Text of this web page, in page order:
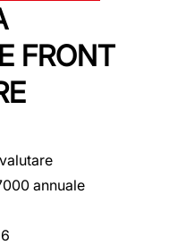
FRONT
annuale